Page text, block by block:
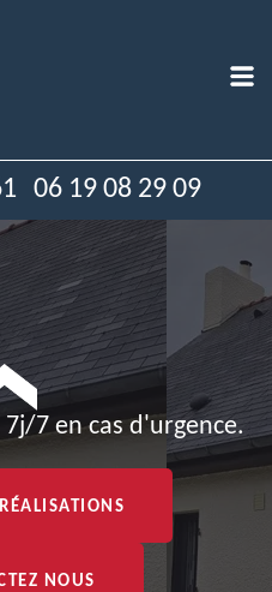
06 19 08 29 09
7 en cas d'urgence.
NOUS